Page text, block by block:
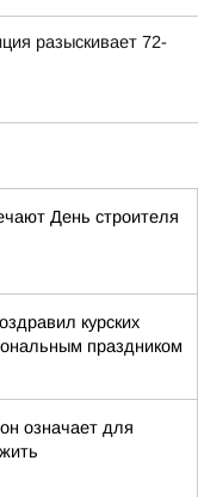
разыскивает 72-
День строителя
курских
праздником
означает для